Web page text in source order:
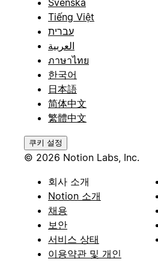
Svenska
Tiếng Việt
עברית
العربية
ภาษาไทย
한국어
日本語
简体中文
繁體中文
쿠키 설정
© 2026 Notion Labs, Inc.
회사 소개
Notion 소개
채용
보안
서비스 상태
이용약관 및 개인